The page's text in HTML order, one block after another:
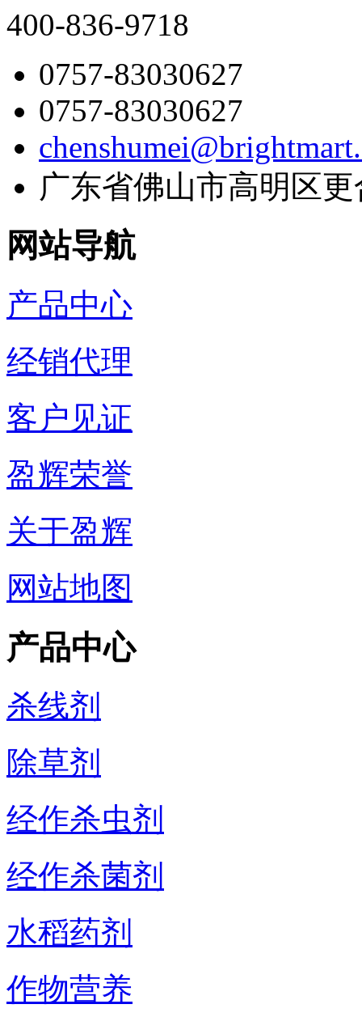
400-836-9718
0757-83030627
0757-83030627
广东省佛山市高明区
网站导航
产品中心
经销代理
客户见证
盈辉荣誉
关于盈辉
网站地图
产品中心
杀线剂
除草剂
经作杀虫剂
经作杀菌剂
水稻药剂
作物营养